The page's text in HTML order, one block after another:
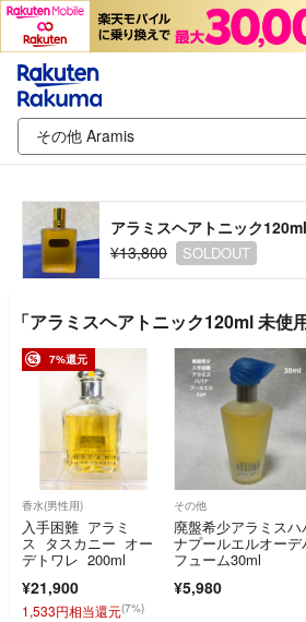
アラミスヘアトニック
¥13,800
SOLDOUT
「アラミスヘアトニック120ml 未使
7%還元
香水(男性用)
入手困難 アラミ
ス タスカニー オー
デトワレ 200ml
¥21,900
1,533円相当還元(7%)
その他
廃盤希少アラミスハ
ナプールエルオーデ
フューム30ml
¥5,980